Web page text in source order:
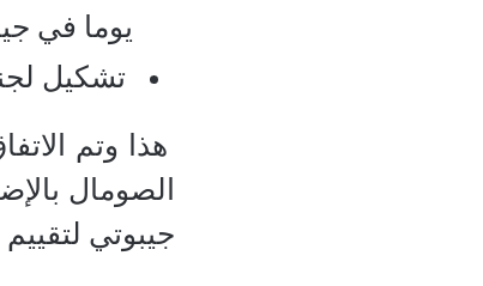
يوما في
تشكيل لجنة
هذا وتم
جيبوتي